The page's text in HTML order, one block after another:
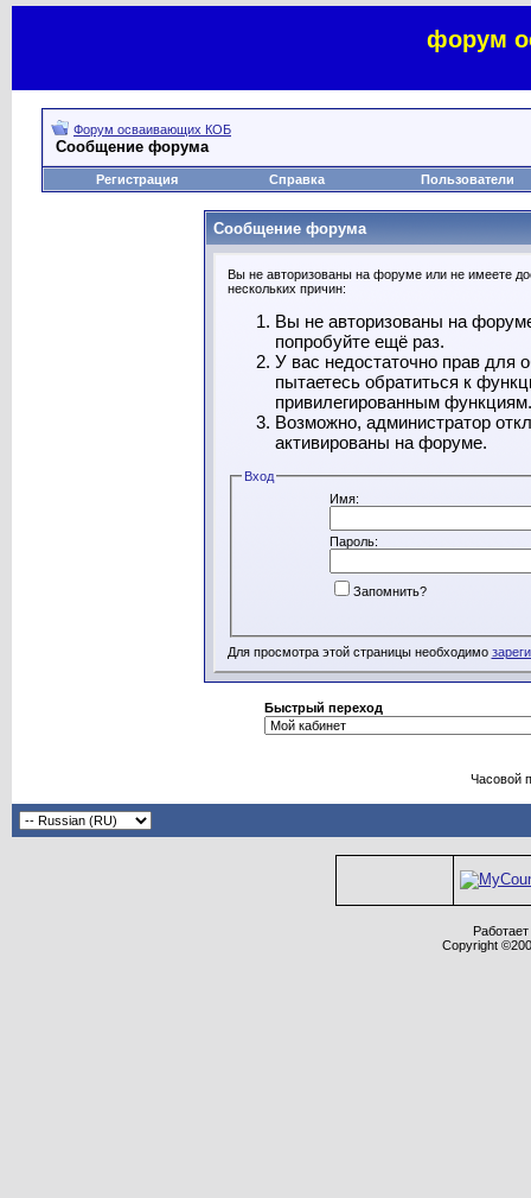
форум
Форум осваивающих КОБ
Сообщение форума
Регистрация Справка Пользователи
Сообщение форума
Вы не авторизованы на форуме или не имеете
нескольких причин:
Вы не авторизованы на
попробуйте ещё раз.
У вас недостаточно прав для
пытаетесь обратиться к
привилегированным функциям.
Возможно, администратор
активированы на форуме.
Вход
Имя:
Пароль:
Запомнить?
Для просмотра этой страницы необходимо
Быстрый переход
Часовой
Copyright